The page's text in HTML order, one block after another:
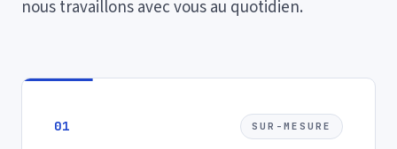
nous travaillons avec vous au quotidien.
01 SUR-MESURE